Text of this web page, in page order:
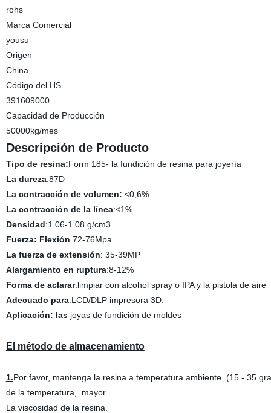
rohs
Marca Comercial
yousu
Origen
China
Código del HS
391609000
Capacidad de Producción
50000kg/mes
Descripción de Producto
Tipo de resina:Form 185- la fundición de resina para joyería
La dureza:87D
La contracción de volumen: <0,6%
La contracción de la línea:<1%
Densidad:1.06-1.08 g/cm3
Fuerza: Flexión 72-76Mpa
La fuerza de extensión: 35-39MP
Alargamiento en ruptura:8-12%
Forma de aclarar:limpiar con alcohol spray o IPA y la pistola de aire
Adecuado para:LCD/DLP impresora 3D.
Aplicación: lasjoyas de fundición de moldes
El método de almacenamiento
1.Por favor, mantenga la resina a temperatura ambiente (15 - 35
de la temperatura, mayor
La viscosidad de la resina.